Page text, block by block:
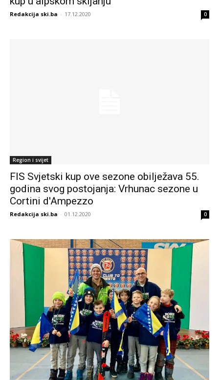
Redakcija ski.ba - 17.12.2020 0
Region i svijet
FIS Svjetski kup ove sezone obilježava 55.
godina svog postojanja: Vrhunac sezone u
Cortini d'Ampezzo
Redakcija ski.ba - 01.12.2020 0